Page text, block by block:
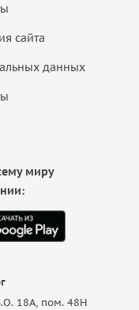
сайта
данных
18A, пом. 48Н
миру